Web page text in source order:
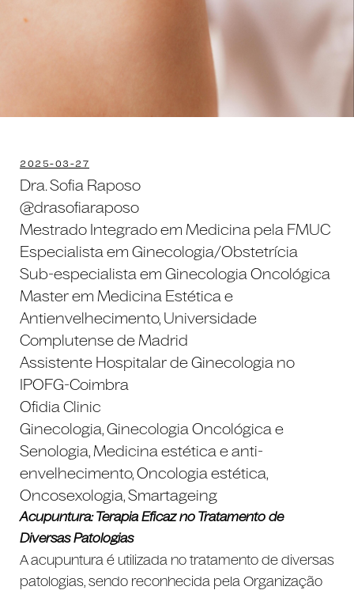
2025-03-27
Dra. Sofia Raposo
@drasofiaraposo
Mestrado Integrado em Medicina pela FMUC
Especialista em Ginecologia/Obstetrícia
Sub-especialista em Ginecologia Oncológica
Master em Medicina Estética e
Antienvelhecimento, Universidade
Complutense de Madrid
Assistente Hospitalar de Ginecologia no
IPOFG-Coimbra
Ofidia Clinic
Ginecologia, Ginecologia Oncológica e
Senologia, Medicina estética e anti-
envelhecimento, Oncologia estética,
Oncosexologia, Smartageing
Acupuntura: Terapia Eficaz no Tratamento de
Diversas Patologias
A acupuntura é utilizada no tratamento de diversas
patologias, sendo reconhecida pela Organização